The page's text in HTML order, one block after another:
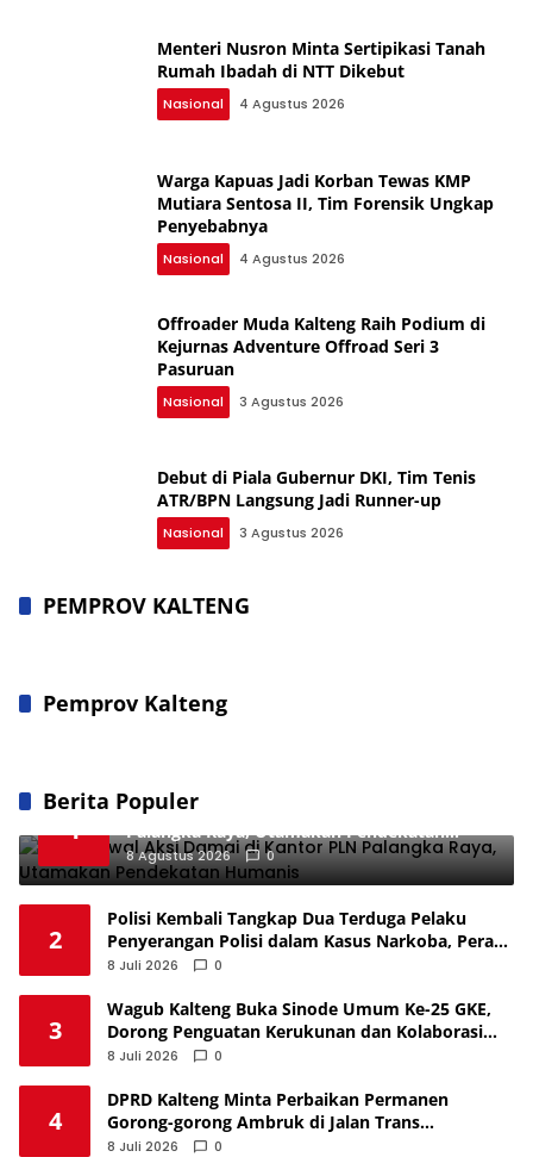
Menteri Nusron Minta Sertipikasi Tanah
Rumah Ibadah di NTT Dikebut
Nasional 4 Agustus 2026
Warga Kapuas Jadi Korban Tewas KMP
Mutiara Sentosa II, Tim Forensik Ungkap
Penyebabnya
Nasional 4 Agustus 2026
Offroader Muda Kalteng Raih Podium di
Kejurnas Adventure Offroad Seri 3
Pasuruan
Nasional 3 Agustus 2026
Debut di Piala Gubernur DKI, Tim Tenis
ATR/BPN Langsung Jadi Runner-up
Nasional 3 Agustus 2026
PEMPROV KALTENG
Pemprov Kalteng
Berita Populer
1
Polisi Kawal Aksi Damai di Kantor PLN
Palangka Raya, Utamakan Pendekatan
Humanis
8 Agustus 2026 0
2
Polisi Kembali Tangkap Dua Terduga Pelaku
Penyerangan Polisi dalam Kasus Narkoba, Peran
Masih Didalami
8 Juli 2026 0
3
Wagub Kalteng Buka Sinode Umum Ke-25 GKE,
Dorong Penguatan Kerukunan dan Kolaborasi
Bangun Daerah
8 Juli 2026 0
4
DPRD Kalteng Minta Perbaikan Permanen
Gorong-gorong Ambruk di Jalan Trans
Kalimantan
8 Juli 2026 0